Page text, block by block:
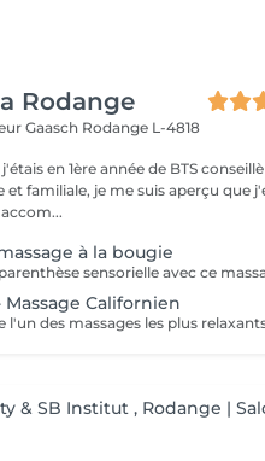
Rodange
Gaasch Rodange L-4818
en 1ère année de BTS
et familiale, je me suis aperçu que
à la bougie
Californien